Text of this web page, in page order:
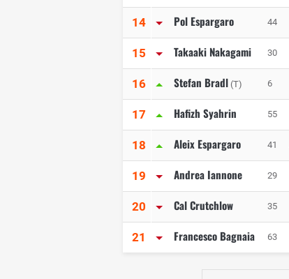
14 Pol Espargaro 44
15 Takaaki Nakagami 30
16 Stefan Bradl (T) 6
17 Hafizh Syahrin 55
18 Aleix Espargaro 41
19 Andrea Iannone 29
20 Cal Crutchlow 35
21 Francesco Bagnaia 63